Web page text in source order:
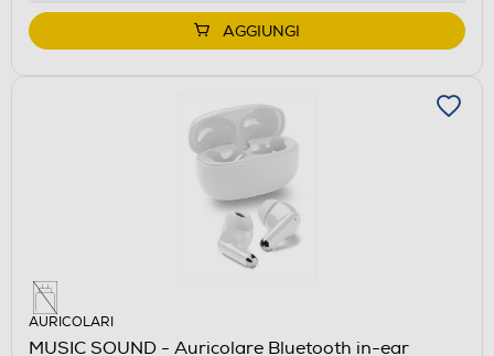
AGGIUNGI
AURICOLARI
MUSIC SOUND - Auricolare Bluetooth in-ear